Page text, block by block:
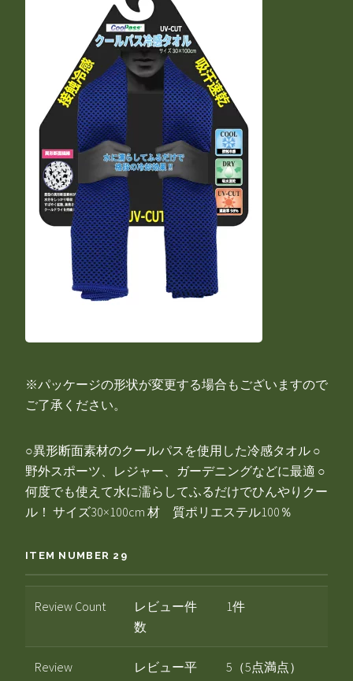
※パッケージの形状が変更する場合もございますので
ご了承ください。
○異形断面素材のクールパスを使用した冷感タオル ○
野外スポーツ、レジャー、ガーデニングなどに最適 ○
何度でも使えて水に濡らしてふるだけでひんやりクー
ル！ サイズ30×100cm 材 質ポリエステル100％
ITEM NUMBER 29
Review Count
レビュー件
数
1件
Review
レビュー平
5（5点満点）